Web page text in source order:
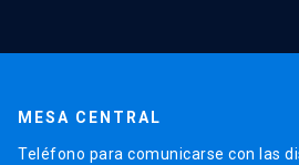
MESA CENTRAL
Teléfono para comunicarse con las